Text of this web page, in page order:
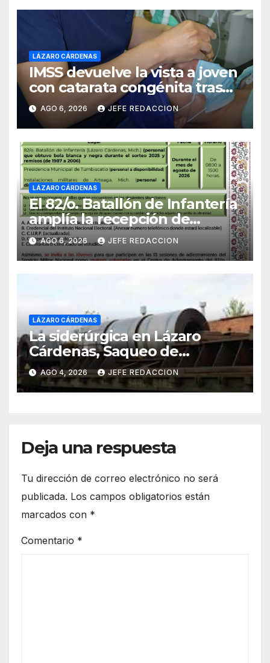
LÁZARO CÁRDENAS
IMSS devuelve la vista a joven
con catarata congénita tras
23 años de limitación visual
AGO 6, 2026 JEFE REDACCION
LÁZARO CÁRDENAS
El 82/o. Batallón de Infantería
amplía la recepción de
documentos para obtener La
Catilla del Servicio Militar
Nacional
AGO 6, 2026 JEFE REDACCION
LÁZARO CÁRDENAS
La siderúrgica en Lázaro
Cárdenas, Saqueo de
Recursos Naturales a Cambio
de Miseria
AGO 4, 2026 JEFE REDACCION
Deja una respuesta
Tu dirección de correo electrónico no será
publicada. Los campos obligatorios están
marcados con *
Comentario *